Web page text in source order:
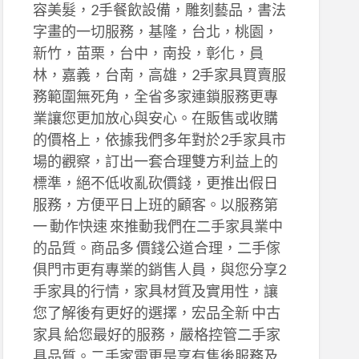
容美髮，2手餐飲設備，雕刻藝品，書法
字畫的一切服務，基隆，台北，桃園，
新竹，苗栗，台中，南投，彰化，員
林，嘉義，台南，高雄，2手家具買賣服
務範圍無死角，全省多家連鎖服務更專
業讓您更加放心與安心。在販售或收購
的價格上，依據我們多年對於2手家具市
場的觀察，訂出一套合理雙方利益上的
標準，絕不低收亂砍價錢，更推出假日
服務，方便平日上班的顧客。以服務第
一 動作快速 來推動我們在二手家具業中
的品質。商品多 價錢公道合理，二手傢
俱門市更有專業的銷售人員，與您分享2
手家具的行情，家具材質及實用性，讓
您了解後有更好的選擇，宏品全新 中古
家具 給您最好的服務，嚴格控管二手家